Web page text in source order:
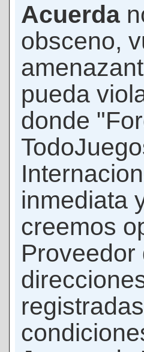
Acuerda
obsceno,
pueda
donde
inmediata
creemos